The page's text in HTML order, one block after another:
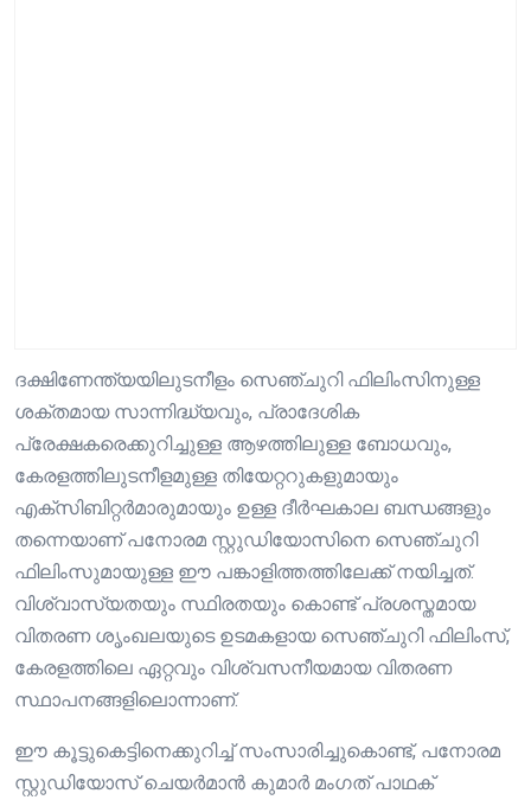
ദക്ഷിണേന്ത്യയിലുടനീളം സെഞ്ചുറി ഫിലിംസിനുള്ള
ശക്തമായ സാന്നിദ്ധ്യവും, പ്രാദേശിക
പ്രേക്ഷകരെക്കുറിച്ചുള്ള ആഴത്തിലുള്ള ബോധവും,
കേരളത്തിലുടനീളമുള്ള തിയേറ്ററുകളുമായും
എക്സിബിറ്റർമാരുമായും ഉള്ള ദീർഘകാല ബന്ധങ്ങളും
തന്നെയാണ് പനോരമ സ്റ്റുഡിയോസിനെ സെഞ്ചുറി
ഫിലിംസുമായുള്ള ഈ പങ്കാളിത്തത്തിലേക്ക് നയിച്ചത്.
വിശ്വാസ്യതയും സ്ഥിരതയും കൊണ്ട് പ്രശസ്തമായ
വിതരണ ശൃംഖലയുടെ ഉടമകളായ സെഞ്ചുറി ഫിലിംസ്,
കേരളത്തിലെ ഏറ്റവും വിശ്വസനീയമായ വിതരണ
സ്ഥാപനങ്ങളിലൊന്നാണ്.
ഈ കൂട്ടുകെട്ടിനെക്കുറിച്ച് സംസാരിച്ചുകൊണ്ട്, പനോരമ
സ്റ്റുഡിയോസ് ചെയർമാൻ കുമാർ മംഗത് പാഥക്